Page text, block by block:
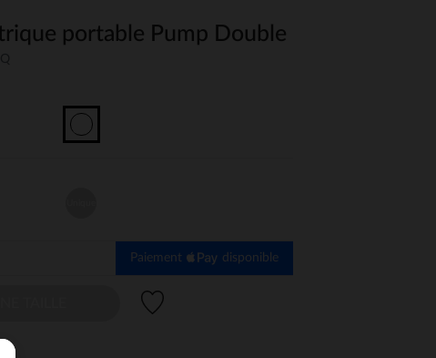
portable Pump Double
Paiement disponible